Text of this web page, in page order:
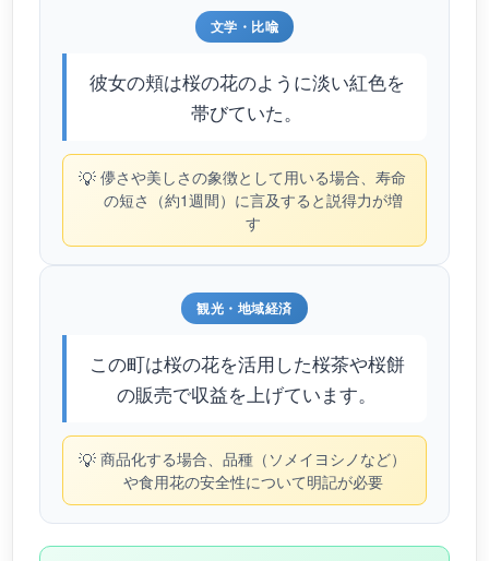
文学・比喩
彼女の頬は桜の花のように淡い紅色を
帯びていた。
💡 儚さや美しさの象徴として用いる場合、寿命
の短さ（約1週間）に言及すると説得力が増
す
観光・地域経済
この町は桜の花を活用した桜茶や桜餅
の販売で収益を上げています。
💡 商品化する場合、品種（ソメイヨシノなど）
や食用花の安全性について明記が必要